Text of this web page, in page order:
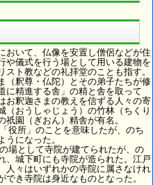
おいて、仏像を安置し僧侶などが住
や儀式を行う場として用いる建物を
ト教などの礼拝堂のことも指す。
（釈尊・仏陀）とその弟子たちが修
に精進する舎」の精と舎を取って
お釈迦さまの教えを信ずる人々の寄
（おうしゃじょう）の竹林（ちくり
園（ぎおん）精舎が有名。
役所」のことを意味したが、のち
になった。
場として寺院が建てられたが、の
、城下町にも寺院が造られた。江戸
人々はいずれかの寺院に属さなけれ
き寺院は身近なものとなった。